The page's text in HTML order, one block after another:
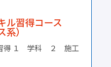
ル習得コース
系）
習得 １ 学科 ２ 施工